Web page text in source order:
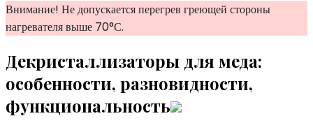
Внимание! Не допускается перегрев греющей стороны
нагревателя выше 70°С.
Декристаллизаторы для меда:
особенности, разновидности,
функциональность